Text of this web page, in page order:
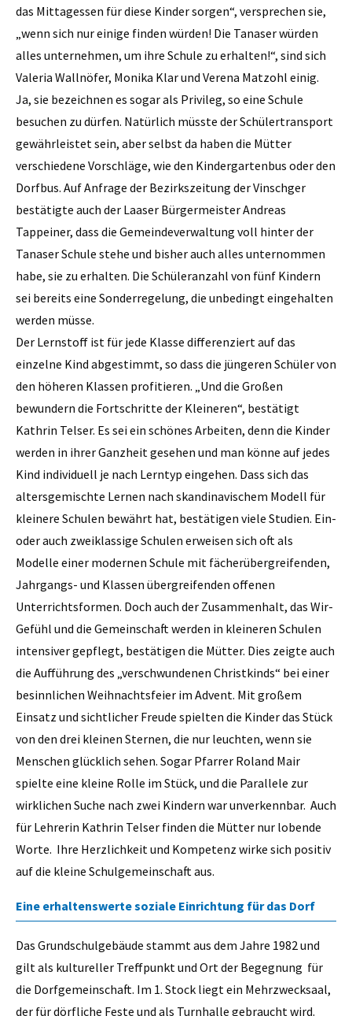
das Mittagessen für diese Kinder sorgen“, versprechen sie,
„wenn sich nur einige finden würden! Die Tanaser würden
alles unternehmen, um ihre Schule zu erhalten!“, sind sich
Valeria Wallnöfer, Monika Klar und Verena Matzohl einig.
Ja, sie bezeichnen es sogar als Privileg, so eine Schule
besuchen zu dürfen. Natürlich müsste der Schülertransport
gewährleistet sein, aber selbst da haben die Mütter
verschiedene Vorschläge, wie den Kindergartenbus oder den
Dorfbus. Auf Anfrage der Bezirkszeitung der Vinschger
bestätigte auch der Laaser Bürgermeister Andreas
Tappeiner, dass die Gemeindeverwaltung voll hinter der
Tanaser Schule stehe und bisher auch alles unternommen
habe, sie zu erhalten. Die Schüleranzahl von fünf Kindern
sei bereits eine Sonderregelung, die unbedingt eingehalten
werden müsse.
Der Lernstoff ist für jede Klasse differenziert auf das
einzelne Kind abgestimmt, so dass die jüngeren Schüler von
den höheren Klassen profitieren. „Und die Großen
bewundern die Fortschritte der Kleineren“, bestätigt
Kathrin Telser. Es sei ein schönes Arbeiten, denn die Kinder
werden in ihrer Ganzheit gesehen und man könne auf jedes
Kind individuell je nach Lerntyp eingehen. Dass sich das
altersgemischte Lernen nach skandinavischem Modell für
kleinere Schulen bewährt hat, bestätigen viele Studien. Ein-
oder auch zweiklassige Schulen erweisen sich oft als
Modelle einer modernen Schule mit fächerübergreifenden,
Jahrgangs- und Klassen übergreifenden offenen
Unterrichtsformen. Doch auch der Zusammenhalt, das Wir-
Gefühl und die Gemeinschaft werden in kleineren Schulen
intensiver gepflegt, bestätigen die Mütter. Dies zeigte auch
die Aufführung des „verschwundenen Christkinds“ bei einer
besinnlichen Weihnachtsfeier im Advent. Mit großem
Einsatz und sichtlicher Freude spielten die Kinder das Stück
von den drei kleinen Sternen, die nur leuchten, wenn sie
Menschen glücklich sehen. Sogar Pfarrer Roland Mair
spielte eine kleine Rolle im Stück, und die Parallele zur
wirklichen Suche nach zwei Kindern war unverkennbar. Auch
für Lehrerin Kathrin Telser finden die Mütter nur lobende
Worte. Ihre Herzlichkeit und Kompetenz wirke sich positiv
auf die kleine Schulgemeinschaft aus.
Eine erhaltenswerte soziale Einrichtung für das Dorf
Das Grundschulgebäude stammt aus dem Jahre 1982 und
gilt als kultureller Treffpunkt und Ort der Begegnung für
die Dorfgemeinschaft. Im 1. Stock liegt ein Mehrzwecksaal,
der für dörfliche Feste und als Turnhalle gebraucht wird.